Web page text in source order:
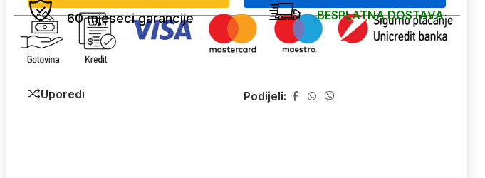
60 mjeseci garancije BESPLATNA DOSTAVA
Uporedi Podijeli: